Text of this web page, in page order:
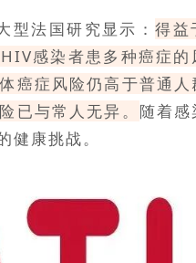
型法国研究显示：得益
感染者患多种癌症的
癌症风险仍高于普通人
已与常人无异。 随着
康挑战。